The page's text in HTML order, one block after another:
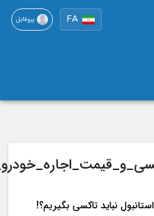
پروفایل
بگیریم؟!